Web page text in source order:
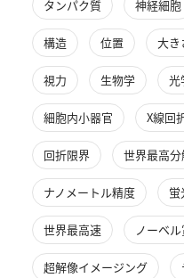
タンパク質 神経細胞
構造 位置 大き
視力 生物学 光
細胞内小器官 X線回
回折限界 世界最高
ナノメートル精度 蛍
世界最高速 ノーベル
超解像イメージング